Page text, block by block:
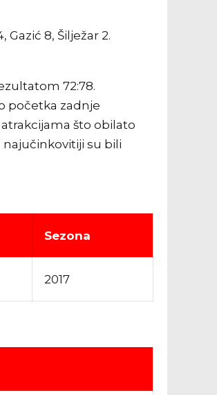
Gazić 8, Šilježar 2.
72:78.
početka zadnje
što obilato
su bili
Sezona
2017